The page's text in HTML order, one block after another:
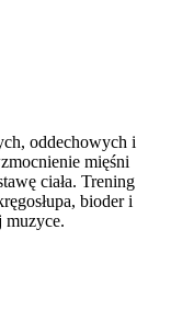
oddechowych i
mięśni
ciała. Trening
bioder i
muzyce.